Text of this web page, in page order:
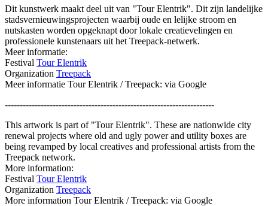
Dit kunstwerk maakt deel uit van "Tour Elentrik". Dit zijn landelijke
stadsvernieuwingsprojecten waarbij oude en lelijke stroom en
nutskasten worden opgeknapt door lokale creatievelingen en
professionele kunstenaars uit het Treepack-netwerk.
Meer informatie:
Festival Tour Elentrik
Organization Treepack
Meer informatie Tour Elentrik / Treepack: via Google
----------------------------------------------------------------------
This artwork is part of "Tour Elentrik". These are nationwide city
renewal projects where old and ugly power and utility boxes are
being revamped by local creatives and professional artists from the
Treepack network.
More information:
Festival Tour Elentrik
Organization Treepack
More information Tour Elentrik / Treepack: via Google